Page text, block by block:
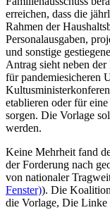
erreichen, dass die
Rahmen der
Personalausgaben,
und sonstige
Antrag sieht neben
für pandemiesicheren
etablieren oder für
sorgen. Die Vorlage
werden.
Keine Mehrheit fand
der Forderung nach
von nationaler
Fenster)). Die
die Vorlage, Die Linke